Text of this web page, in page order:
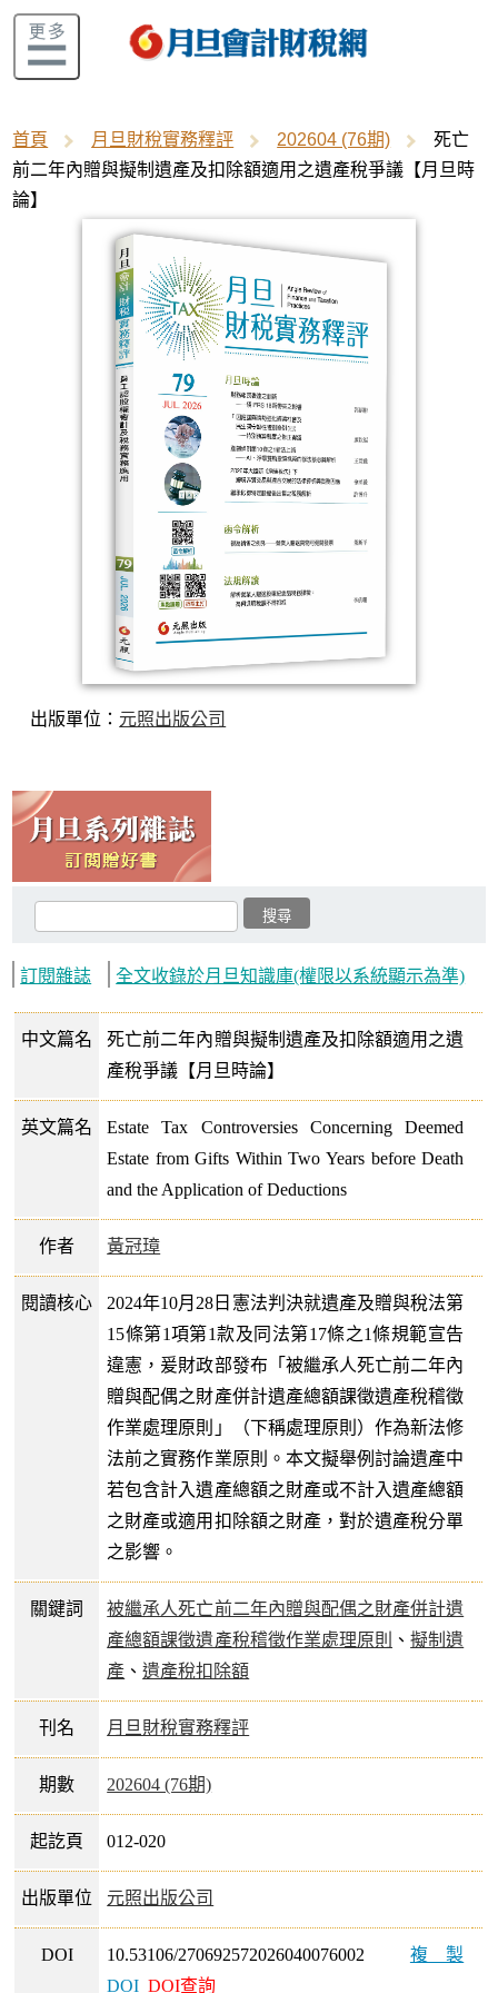
首頁 月旦財稅實務釋評 202604 (76期)
死亡
前二年內贈與擬制遺產及扣除額適用之遺產稅爭議【月旦時
論】
出版單位： 元照出版公司
訂閱雜誌 全文收錄於月旦知識庫(權限以系統顯示為準)
中文篇名
死亡前二年內贈與擬制遺產及扣除額適用之遺
產稅爭議【月旦時論】
英文篇名
Estate Tax Controversies Concerning Deemed
Estate from Gifts Within Two Years before Death
and the Application of Deductions
作者 黃冠璋
閱讀核心
2024年10月28日憲法判決就遺產及贈與稅法第
15條第1項第1款及同法第17條之1條規範宣告
違憲，爰財政部發布「被繼承人死亡前二年內
贈與配偶之財產併計遺產總額課徵遺產稅稽徵
作業處理原則」（下稱處理原則）作為新法修
法前之實務作業原則。本文擬舉例討論遺產中
若包含計入遺產總額之財產或不計入遺產總額
之財產或適用扣除額之財產，對於遺產稅分單
之影響。
關鍵詞
被繼承人死亡前二年內贈與配偶之財產併計遺
產總額課徵遺產稅稽徵作業處理原則
、擬制遺
產 、遺產稅扣除額
刊名 月旦財稅實務釋評
期數 202604 (76期)
起訖頁 012-020
出版單位 元照出版公司
DOI 10.53106/270692572026040076002 複製
DOI DOI查詢